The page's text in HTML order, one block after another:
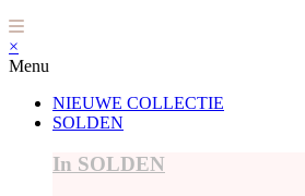
×
Menu
NIEUWE COLLECTIE
SOLDEN
In SOLDEN